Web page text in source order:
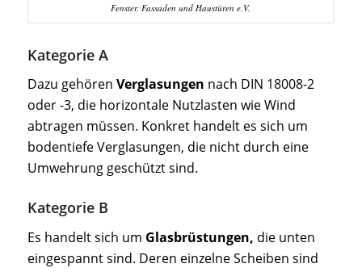
Fenster, Fassaden und Haustüren e.V.
Kategorie A
Dazu gehören Verglasungen nach DIN 18008-2
oder -3, die horizontale Nutzlasten wie Wind
abtragen müssen. Konkret handelt es sich um
bodentiefe Verglasungen, die nicht durch eine
Umwehrung geschützt sind.
Kategorie B
Es handelt sich um Glasbrüstungen, die unten
eingespannt sind. Deren einzelne Scheiben sind